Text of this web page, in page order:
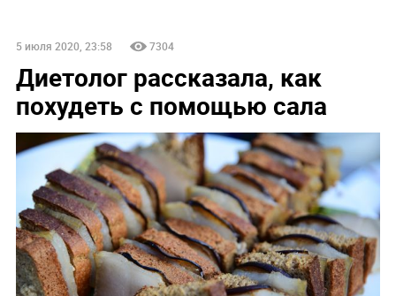
5 июля 2020, 23:58 7304
Диетолог рассказала, как
похудеть с помощью сала